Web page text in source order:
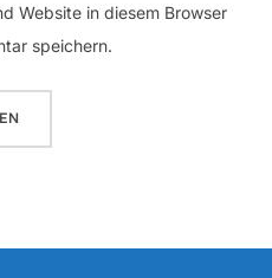
Website in diesem Browser
speichern.